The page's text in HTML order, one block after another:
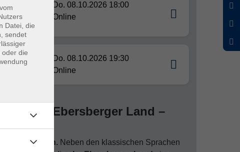
Do. 08.10.2026 18:00
Online
Do. 08.10.2026 19:30
Online
der vhs Ebersberger Land –
Möglichkeiten. Neben den klassischen Sprachen
Datei, die
sendet
oder die